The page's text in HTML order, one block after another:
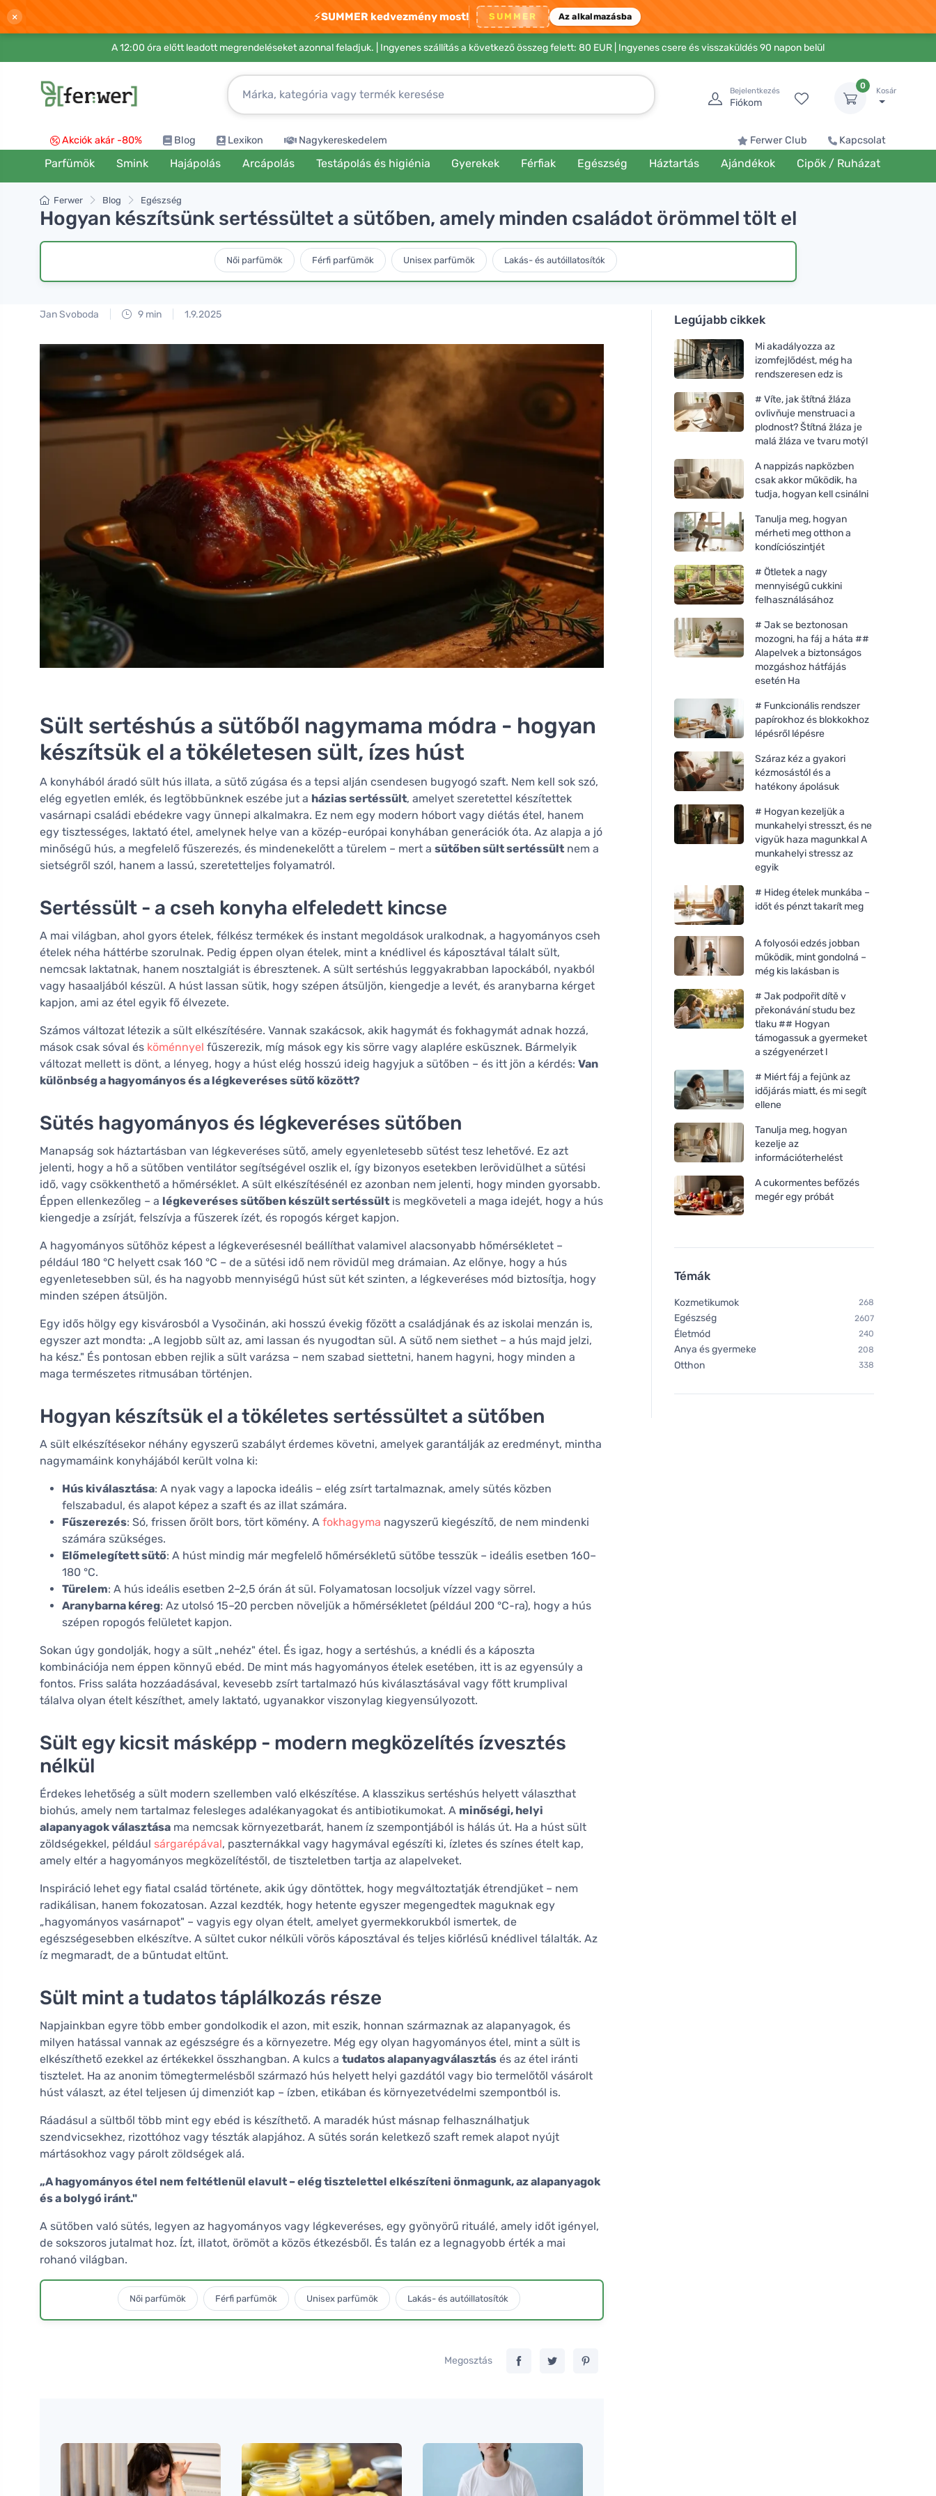
× ⚡SUMMER kedvezmény most! SUMMER Az alkalmazásba
A 12:00 óra előtt leadott megrendeléseket azonnal feladjuk. | Ingyenes szállítás a következő összeg felett: 80 EUR | Ingyenes csere és visszaküldés 90 napon belül
Bejelentkezés
Fiókom
0
Kosár
Akciók akár -80% Blog Lexikon Nagykereskedelem Ferwer Club Kapcsolat
Parfümök Smink Hajápolás Arcápolás Testápolás és higiénia Gyerekek Férfiak Egészség Háztartás Ajándékok Cipők / Ruházat
Ferwer Blog Egészség
Hogyan készítsünk sertéssültet a sütőben, amely minden családot örömmel tölt el
Női parfümök Férfi parfümök Unisex parfümök Lakás- és autóillatosítók
Jan Svoboda 9 min 1.9.2025
Sült sertéshús a sütőből nagymama módra - hogyan
készítsük el a tökéletesen sült, ízes húst
A konyhából áradó sült hús illata, a sütő zúgása és a tepsi alján csendesen bugyogó szaft. Nem kell sok szó,
elég egyetlen emlék, és legtöbbünknek eszébe jut a házias sertéssült, amelyet szeretettel készítettek
vasárnapi családi ebédekre vagy ünnepi alkalmakra. Ez nem egy modern hóbort vagy diétás étel, hanem
egy tisztességes, laktató étel, amelynek helye van a közép-európai konyhában generációk óta. Az alapja a jó
minőségű hús, a megfelelő fűszerezés, és mindenekelőtt a türelem – mert a sütőben sült sertéssült nem a
sietségről szól, hanem a lassú, szeretetteljes folyamatról.
Sertéssült - a cseh konyha elfeledett kincse
A mai világban, ahol gyors ételek, félkész termékek és instant megoldások uralkodnak, a hagyományos cseh
ételek néha háttérbe szorulnak. Pedig éppen olyan ételek, mint a knédlivel és káposztával tálalt sült,
nemcsak laktatnak, hanem nosztalgiát is ébresztenek. A sült sertéshús leggyakrabban lapockából, nyakból
vagy hasaaljából készül. A húst lassan sütik, hogy szépen átsüljön, kiengedje a levét, és aranybarna kérget
kapjon, ami az étel egyik fő élvezete.
Számos változat létezik a sült elkészítésére. Vannak szakácsok, akik hagymát és fokhagymát adnak hozzá,
mások csak sóval és köménnyel fűszerezik, míg mások egy kis sörre vagy alaplére esküsznek. Bármelyik
változat mellett is dönt, a lényeg, hogy a húst elég hosszú ideig hagyjuk a sütőben – és itt jön a kérdés: Van
különbség a hagyományos és a légkeveréses sütő között?
Sütés hagyományos és légkeveréses sütőben
Manapság sok háztartásban van légkeveréses sütő, amely egyenletesebb sütést tesz lehetővé. Ez azt
jelenti, hogy a hő a sütőben ventilátor segítségével oszlik el, így bizonyos esetekben lerövidülhet a sütési
idő, vagy csökkenthető a hőmérséklet. A sült elkészítésénél ez azonban nem jelenti, hogy minden gyorsabb.
Éppen ellenkezőleg – a légkeveréses sütőben készült sertéssült is megköveteli a maga idejét, hogy a hús
kiengedje a zsírját, felszívja a fűszerek ízét, és ropogós kérget kapjon.
A hagyományos sütőhöz képest a légkeverésesnél beállíthat valamivel alacsonyabb hőmérsékletet –
például 180 °C helyett csak 160 °C – de a sütési idő nem rövidül meg drámaian. Az előnye, hogy a hús
egyenletesebben sül, és ha nagyobb mennyiségű húst süt két szinten, a légkeveréses mód biztosítja, hogy
minden szépen átsüljön.
Egy idős hölgy egy kisvárosból a Vysočinán, aki hosszú évekig főzött a családjának és az iskolai menzán is,
egyszer azt mondta: „A legjobb sült az, ami lassan és nyugodtan sül. A sütő nem siethet – a hús majd jelzi,
ha kész." És pontosan ebben rejlik a sült varázsa – nem szabad siettetni, hanem hagyni, hogy minden a
maga természetes ritmusában történjen.
Hogyan készítsük el a tökéletes sertéssültet a sütőben
A sült elkészítésekor néhány egyszerű szabályt érdemes követni, amelyek garantálják az eredményt, mintha
nagymamáink konyhájából került volna ki:
Hús kiválasztása: A nyak vagy a lapocka ideális – elég zsírt tartalmaznak, amely sütés közben
felszabadul, és alapot képez a szaft és az illat számára.
Fűszerezés: Só, frissen őrölt bors, tört kömény. A fokhagyma nagyszerű kiegészítő, de nem mindenki
számára szükséges.
Előmelegített sütő: A húst mindig már megfelelő hőmérsékletű sütőbe tesszük – ideális esetben 160–
180 °C.
Türelem: A hús ideális esetben 2–2,5 órán át sül. Folyamatosan locsoljuk vízzel vagy sörrel.
Aranybarna kéreg: Az utolsó 15–20 percben növeljük a hőmérsékletet (például 200 °C-ra), hogy a hús
szépen ropogós felületet kapjon.
Sokan úgy gondolják, hogy a sült „nehéz" étel. És igaz, hogy a sertéshús, a knédli és a káposzta
kombinációja nem éppen könnyű ebéd. De mint más hagyományos ételek esetében, itt is az egyensúly a
fontos. Friss saláta hozzáadásával, kevesebb zsírt tartalmazó hús kiválasztásával vagy főtt krumplival
tálalva olyan ételt készíthet, amely laktató, ugyanakkor viszonylag kiegyensúlyozott.
Sült egy kicsit másképp - modern megközelítés ízvesztés
nélkül
Érdekes lehetőség a sült modern szellemben való elkészítése. A klasszikus sertéshús helyett választhat
biohús, amely nem tartalmaz felesleges adalékanyagokat és antibiotikumokat. A minőségi, helyi
alapanyagok választása ma nemcsak környezetbarát, hanem íz szempontjából is hálás út. Ha a húst sült
zöldségekkel, például sárgarépával, paszternákkal vagy hagymával egészíti ki, ízletes és színes ételt kap,
amely eltér a hagyományos megközelítéstől, de tiszteletben tartja az alapelveket.
Inspiráció lehet egy fiatal család története, akik úgy döntöttek, hogy megváltoztatják étrendjüket – nem
radikálisan, hanem fokozatosan. Azzal kezdték, hogy hetente egyszer megengedtek maguknak egy
„hagyományos vasárnapot" – vagyis egy olyan ételt, amelyet gyermekkorukból ismertek, de
egészségesebben elkészítve. A sültet cukor nélküli vörös káposztával és teljes kiőrlésű knédlivel tálalták. Az
íz megmaradt, de a bűntudat eltűnt.
Sült mint a tudatos táplálkozás része
Napjainkban egyre több ember gondolkodik el azon, mit eszik, honnan származnak az alapanyagok, és
milyen hatással vannak az egészségre és a környezetre. Még egy olyan hagyományos étel, mint a sült is
elkészíthető ezekkel az értékekkel összhangban. A kulcs a tudatos alapanyagválasztás és az étel iránti
tisztelet. Ha az anonim tömegtermelésből származó hús helyett helyi gazdától vagy bio termelőtől vásárolt
húst választ, az étel teljesen új dimenziót kap – ízben, etikában és környezetvédelmi szempontból is.
Ráadásul a sültből több mint egy ebéd is készíthető. A maradék húst másnap felhasználhatjuk
szendvicsekhez, rizottóhoz vagy tészták alapjához. A sütés során keletkező szaft remek alapot nyújt
mártásokhoz vagy párolt zöldségek alá.
„A hagyományos étel nem feltétlenül elavult – elég tisztelettel elkészíteni önmagunk, az alapanyagok
és a bolygó iránt."
A sütőben való sütés, legyen az hagyományos vagy légkeveréses, egy gyönyörű rituálé, amely időt igényel,
de sokszoros jutalmat hoz. Ízt, illatot, örömöt a közös étkezésből. És talán ez a legnagyobb érték a mai
rohanó világban.
Női parfümök Férfi parfümök Unisex parfümök Lakás- és autóillatosítók
Megosztás
Legújabb cikkek
Mi akadályozza az
izomfejlődést, még ha
rendszeresen edz is
# Víte, jak štítná žláza
ovlivňuje menstruaci a
plodnost? Štítná žláza je
malá žláza ve tvaru motýl
A nappizás napközben
csak akkor működik, ha
tudja, hogyan kell csinálni
Tanulja meg, hogyan
mérheti meg otthon a
kondíciószintjét
# Ötletek a nagy
mennyiségű cukkini
felhasználásához
# Jak se beztonosan
mozogni, ha fáj a háta ##
Alapelvek a biztonságos
mozgáshoz hátfájás
esetén Ha
# Funkcionális rendszer
papírokhoz és blokkokhoz
lépésről lépésre
Száraz kéz a gyakori
kézmosástól és a
hatékony ápolásuk
# Hogyan kezeljük a
munkahelyi stresszt, és ne
vigyük haza magunkkal A
munkahelyi stressz az
egyik
# Hideg ételek munkába –
időt és pénzt takarít meg
A folyosói edzés jobban
működik, mint gondolná –
még kis lakásban is
# Jak podpořit dítě v
překonávání studu bez
tlaku ## Hogyan
támogassuk a gyermeket
a szégyenérzet l
# Miért fáj a fejünk az
időjárás miatt, és mi segít
ellene
Tanulja meg, hogyan
kezelje az
információterhelést
A cukormentes befőzés
megér egy próbát
Témák
Kozmetikumok 268
Egészség 2607
Életmód 240
Anya és gyermeke 208
Otthon 338